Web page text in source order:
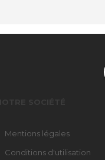
Mentions légales
Conditions d'utilisation